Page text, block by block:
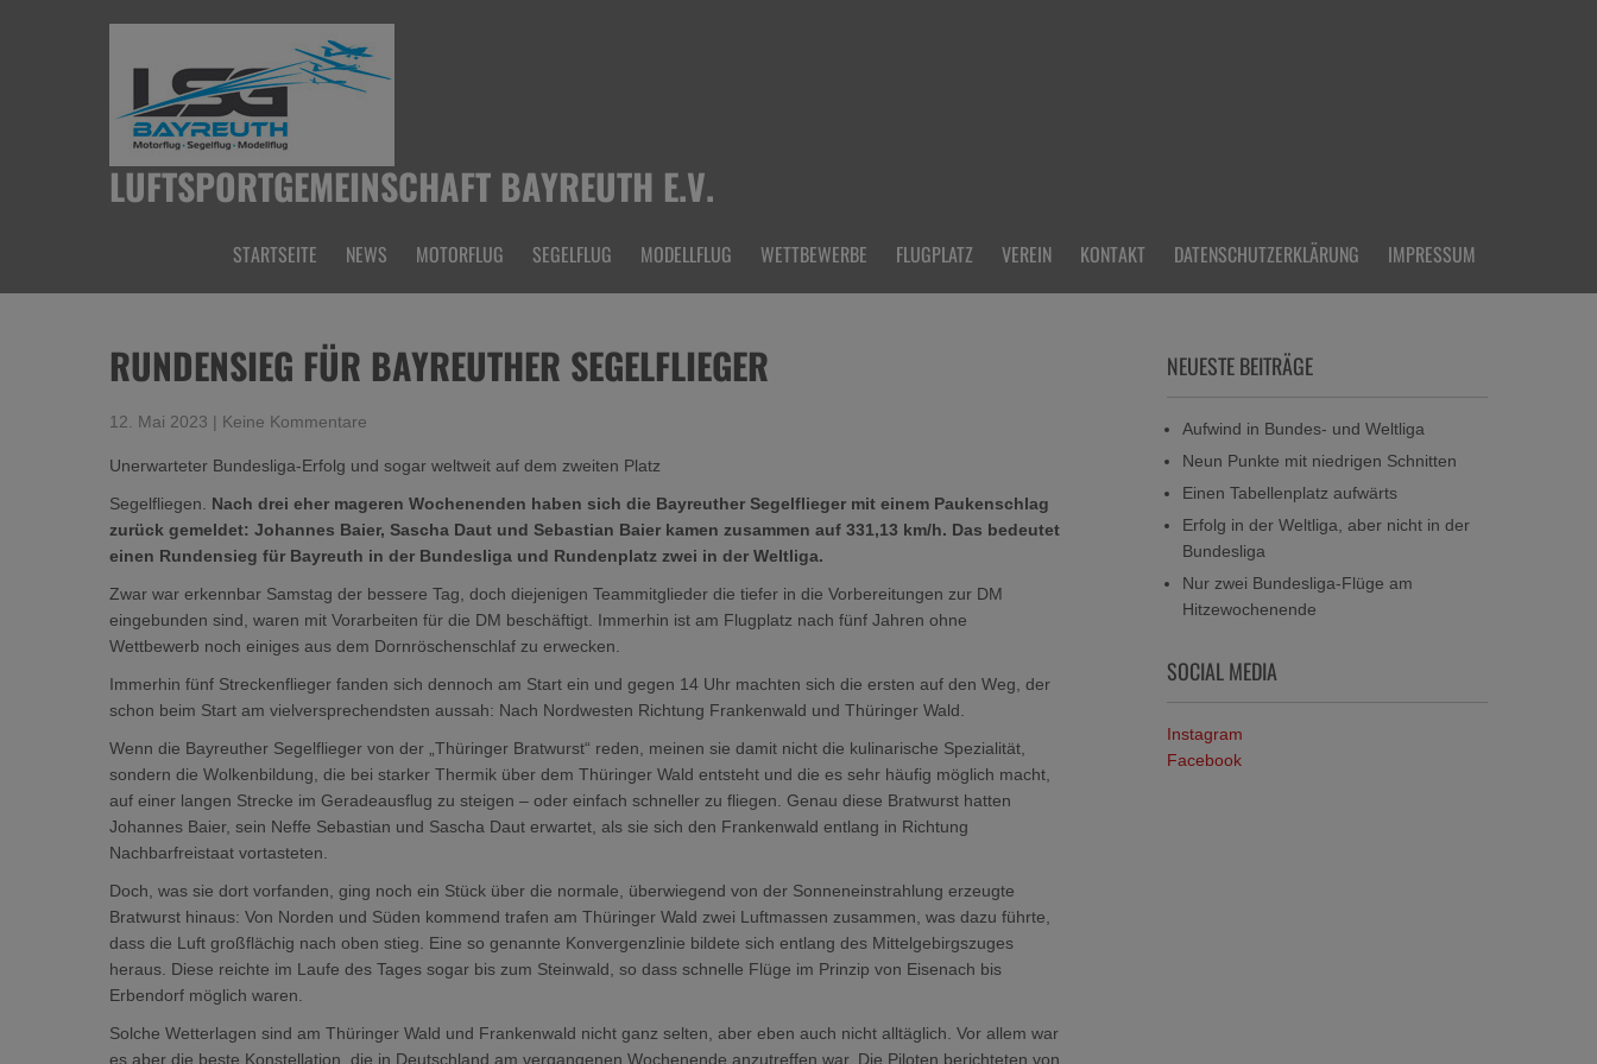
LUFTSPORTGEMEINSCHAFT BAYREUTH E.V.
STARTSEITE NEWS MOTORFLUG SEGELFLUG MODELLFLUG WETTBEWERBE FLUGPLATZ VEREIN KONTAKT DATENSCHUTZERKLÄRUNG IMPRESSUM
RUNDENSIEG FÜR BAYREUTHER SEGELFLIEGER
12. Mai 2023 | Keine Kommentare
Unerwarteter Bundesliga-Erfolg und sogar weltweit auf dem zweiten Platz
Segelfliegen. Nach drei eher mageren Wochenenden haben sich die Bayreuther Segelflieger mit einem Paukenschlag
zurück gemeldet: Johannes Baier, Sascha Daut und Sebastian Baier kamen zusammen auf 331,13 km/h. Das bedeutet
einen Rundensieg für Bayreuth in der Bundesliga und Rundenplatz zwei in der Weltliga.
Zwar war erkennbar Samstag der bessere Tag, doch diejenigen Teammitglieder die tiefer in die Vorbereitungen zur DM
eingebunden sind, waren mit Vorarbeiten für die DM beschäftigt. Immerhin ist am Flugplatz nach fünf Jahren ohne
Wettbewerb noch einiges aus dem Dornröschenschlaf zu erwecken.
Immerhin fünf Streckenflieger fanden sich dennoch am Start ein und gegen 14 Uhr machten sich die ersten auf den Weg, der
schon beim Start am vielversprechendsten aussah: Nach Nordwesten Richtung Frankenwald und Thüringer Wald.
Wenn die Bayreuther Segelflieger von der „Thüringer Bratwurst“ reden, meinen sie damit nicht die kulinarische Spezialität,
sondern die Wolkenbildung, die bei starker Thermik über dem Thüringer Wald entsteht und die es sehr häufig möglich macht,
auf einer langen Strecke im Geradeausflug zu steigen – oder einfach schneller zu fliegen. Genau diese Bratwurst hatten
Johannes Baier, sein Neffe Sebastian und Sascha Daut erwartet, als sie sich den Frankenwald entlang in Richtung
Nachbarfreistaat vortasteten.
Doch, was sie dort vorfanden, ging noch ein Stück über die normale, überwiegend von der Sonneneinstrahlung erzeugte
Bratwurst hinaus: Von Norden und Süden kommend trafen am Thüringer Wald zwei Luftmassen zusammen, was dazu führte,
dass die Luft großflächig nach oben stieg. Eine so genannte Konvergenzlinie bildete sich entlang des Mittelgebirgszuges
heraus. Diese reichte im Laufe des Tages sogar bis zum Steinwald, so dass schnelle Flüge im Prinzip von Eisenach bis
Erbendorf möglich waren.
Solche Wetterlagen sind am Thüringer Wald und Frankenwald nicht ganz selten, aber eben auch nicht alltäglich. Vor allem war
es aber die beste Konstellation, die in Deutschland am vergangenen Wochenende anzutreffen war. Die Piloten berichteten von
NEUESTE BEITRÄGE
Aufwind in Bundes- und Weltliga
Neun Punkte mit niedrigen Schnitten
Einen Tabellenplatz aufwärts
Erfolg in der Weltliga, aber nicht in der
Bundesliga
Nur zwei Bundesliga-Flüge am
Hitzewochenende
SOCIAL MEDIA
Instagram
Facebook